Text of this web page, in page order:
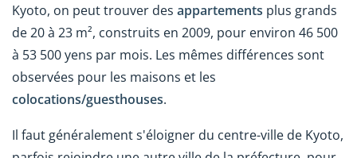
Kyoto, on peut trouver des appartements plus grands
de 20 à 23 m², construits en 2009, pour environ 46 500
à 53 500 yens par mois. Les mêmes différences sont
observées pour les maisons et les
colocations/guesthouses.
Il faut généralement s'éloigner du centre-ville de Kyoto,